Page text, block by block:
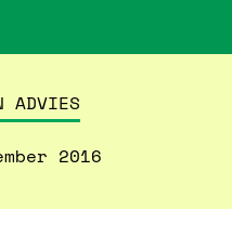
ADVIES
2016